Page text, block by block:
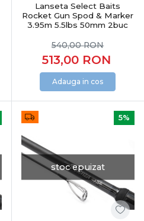
Lanseta Select Baits
Rocket Gun Spod & Marker
3.95m 5.5lbs 50mm 2buc
513,00 RON
540,00RON
Adauga in cos
stoc epuizat
5%